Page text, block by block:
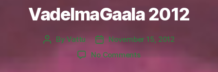
VadelmaGaala 2012
PostByVattu
Post
date
November 15, 2012
No Commentson